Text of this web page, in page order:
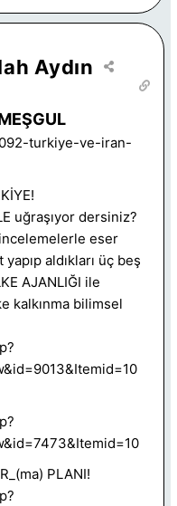
Aydın
turkiye-ve-iran-
uğraşıyor dersiniz?
incelemelerle eser
aldıkları üç beş
AJANLIĞI ile
kalkınma bilimsel
PLANI!